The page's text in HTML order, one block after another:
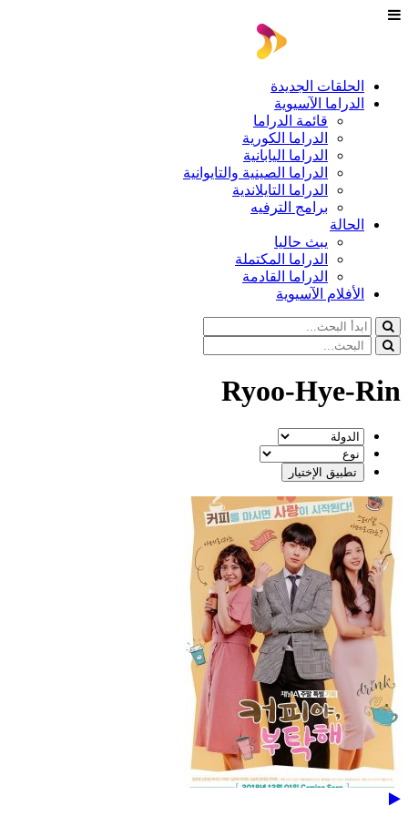
الحلقات الجديدة
الدراما الآسيوية
قائمة الدراما
الدراما الكورية
الدراما اليابانية
الدراما الصينية والتايوانية
الدراما التايلاندية
برامج الترفيه
الحالة
يبث حاليا
الدراما المكتملة
الدراما القادمة
الأفلام الآسيوية
Ryoo-Hye-Rin